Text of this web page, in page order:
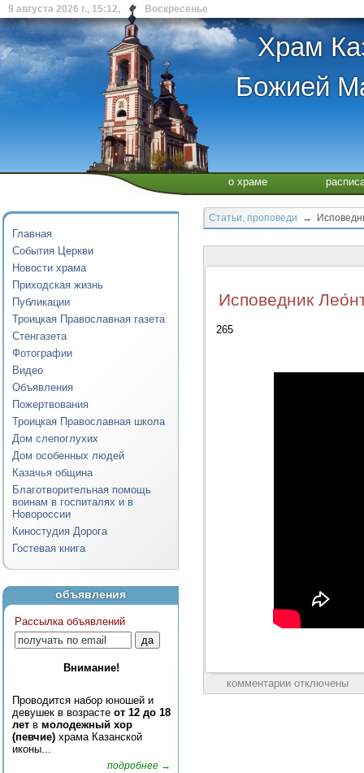
9 августа 2026 г., 15:12, Воскресенье
Храм
Божией
о храме
Главная
События Церкви
Новости храма
Приходская жизнь
Публикации
Троицкая Православная газета
Стенгазета
Фотографии
Видео
Объявления
Пожертвования
Троицкая Православная школа
Дом слепоглухих
Дом особенных людей
Казачья община
Благотворительная помощь
воинам в госпиталях и в
Новороссии
Киностудия Дорога
Гостевая книга
объявления
Рассылка объявлений
Внимание!
Проводится набор юношей и
девушек в возрасте от 12 до 18
лет в молодежный хор
(певчие) храма Казанской
иконы...
подробнее →
Статьи, проповеди →
Исповедник
265
комментарии отключены